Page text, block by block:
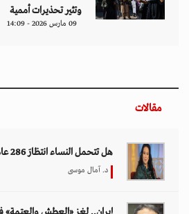
وتثير تحذيرات أممية
09 مارس 2026 - 14:09
مقالات
هل تتحمل النساء انتظارَ 286 عاماً؟
د. آمال موسى